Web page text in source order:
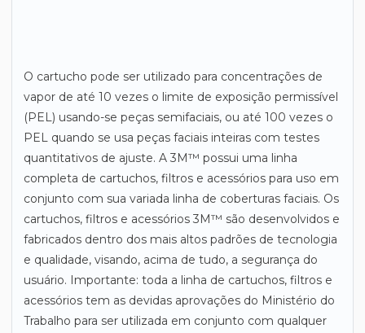
O cartucho pode ser utilizado para concentrações de
vapor de até 10 vezes o limite de exposição permissível
(PEL) usando-se peças semifaciais, ou até 100 vezes o
PEL quando se usa peças faciais inteiras com testes
quantitativos de ajuste. A 3M™ possui uma linha
completa de cartuchos, filtros e acessórios para uso em
conjunto com sua variada linha de coberturas faciais. Os
cartuchos, filtros e acessórios 3M™ são desenvolvidos e
fabricados dentro dos mais altos padrões de tecnologia
e qualidade, visando, acima de tudo, a segurança do
usuário. Importante: toda a linha de cartuchos, filtros e
acessórios tem as devidas aprovações do Ministério do
Trabalho para ser utilizada em conjunto com qualquer